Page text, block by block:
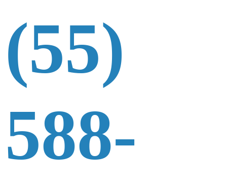
(55)
588-